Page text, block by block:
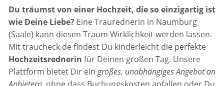
Du träumst von einer Hochzeit, die so einzigartig ist
wie Deine Liebe? Eine Traurednerin in Naumburg
(Saale) kann diesen Traum Wirklichkeit werden lassen.
Mit traucheck.de findest Du kinderleicht die perfekte
Hochzeitsrednerin für Deinen großen Tag. Unsere
Plattform bietet Dir eingroßes, unabhängiges Angebot an